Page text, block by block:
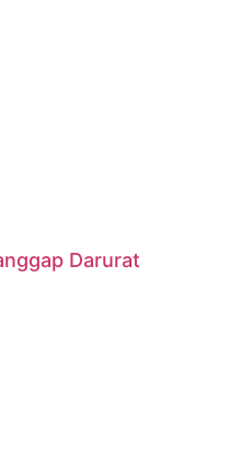
Darurat